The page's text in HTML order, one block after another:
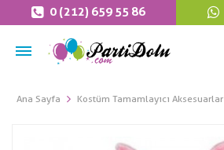
0 (212) 659 55 86
Ana Sayfa Kostüm Tamamlayıcı Aksesuarlar